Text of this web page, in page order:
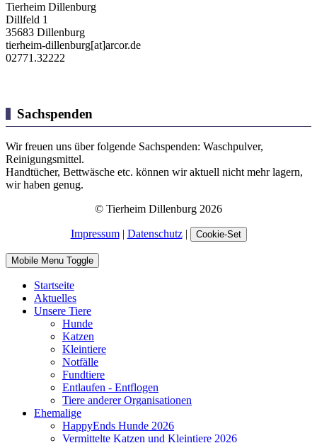
Tierheim Dillenburg
Dillfeld 1
35683 Dillenburg
tierheim-dillenburg[at]arcor.de
02771.32222
Sachspenden
Wir freuen uns über folgende Sachspenden: Waschpulver,
Reinigungsmittel.
Handtücher, Bettwäsche etc. können wir aktuell nicht mehr lagern,
wir haben genug.
© Tierheim Dillenburg 2026
Impressum| Datenschutz| Cookie-Set
Mobile Menu Toggle
Startseite
Aktuelles
Unsere Tiere
Hunde
Katzen
Kleintiere
Notfälle
Fundtiere
Entlaufen - Entflogen
Tiere anderer Organisationen
Ehemalige
HappyEnds Hunde 2026
Vermittelte Katzen und Kleintiere 2026